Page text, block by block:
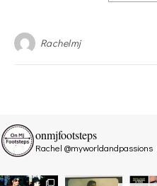
Rachelmj
onmjfootsteps
Rachel @myworldandpassions